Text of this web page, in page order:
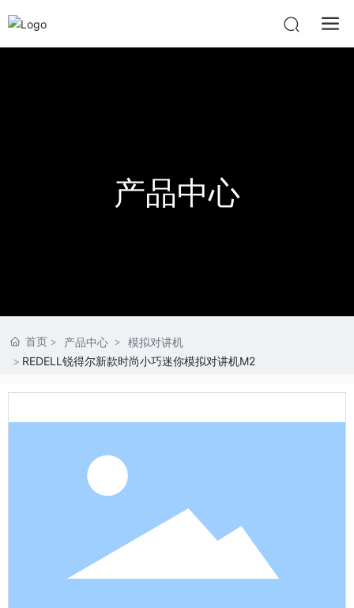
产品中心
首页 产品中心
模拟对讲机
REDELL锐得尔新款时尚小巧迷你模拟对讲机M2